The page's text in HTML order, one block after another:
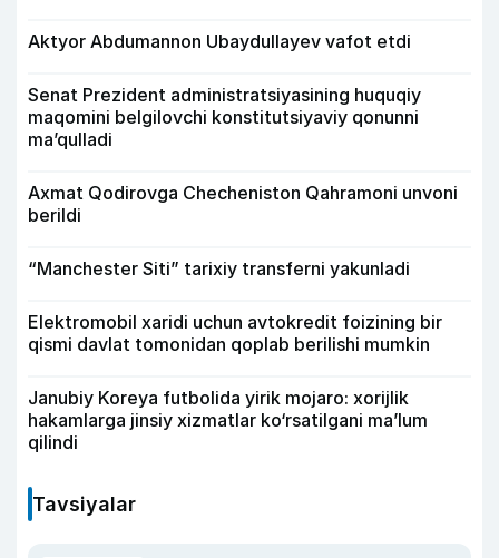
Aktyor Abdu­mannon Ubaydullayev vafot etdi
Senat Prezident administratsiyasining huquqiy
maqomini belgilovchi konstitutsiyaviy qonunni
ma’qulladi
Axmat Qodirovga Checheniston Qahramoni unvoni
berildi
“Manchester Siti” tarixiy transferni yakunladi
Elektromobil xaridi uchun avtokredit foizining bir
qismi davlat tomonidan qoplab berilishi mumkin
Janubiy Koreya futbolida yirik mojaro: xorijlik
hakamlarga jinsiy xizmatlar ko‘rsatilgani ma’lum
qilindi
Tavsiyalar